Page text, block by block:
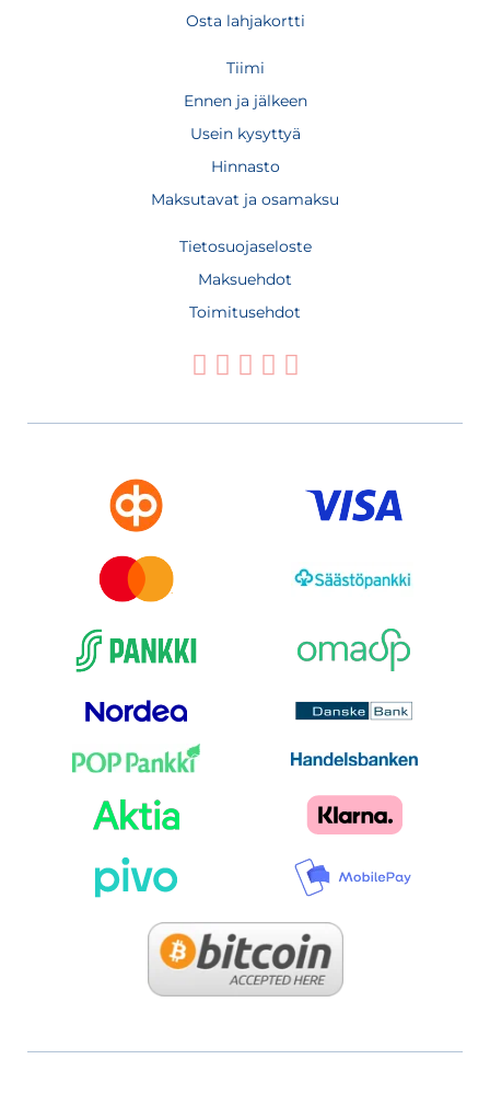
Osta lahjakortti
Tiimi
Ennen ja jälkeen
Usein kysyttyä
Hinnasto
Maksutavat ja osamaksu
Tietosuojaseloste
Maksuehdot
Toimitusehdot